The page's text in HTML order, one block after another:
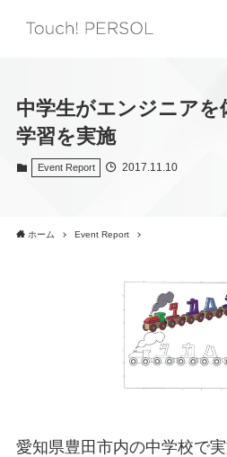
中学生がエンジニアを
学習を実施
Event Report 2017.11.10
ホーム Event Report
愛知県豊田市内の中学校で